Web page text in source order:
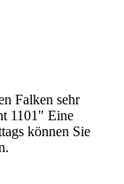
Falken sehr
1101" Eine
können Sie